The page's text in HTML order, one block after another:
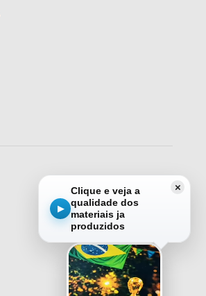
×
▶
Clique e veja a
qualidade dos
materiais ja
produzidos